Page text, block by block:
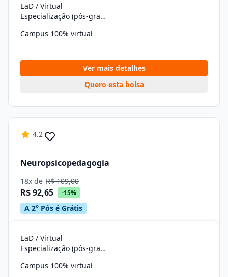
EaD / Virtual
Especialização (pós-graduação)
Campus 100% virtual
Ver mais detalhes
Quero esta bolsa
4.2
Neuropsicopedagogia
18x de R$ 109,00
R$ 92,65 -15%
A 2° Pós é Grátis
EaD / Virtual
Especialização (pós-graduação)
Campus 100% virtual